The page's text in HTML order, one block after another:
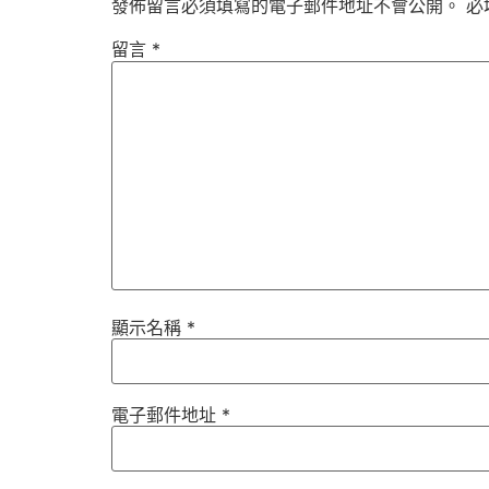
發佈留言必須填寫的電子郵件地址不會公開。 必
留言 *
顯示名稱 *
電子郵件地址 *